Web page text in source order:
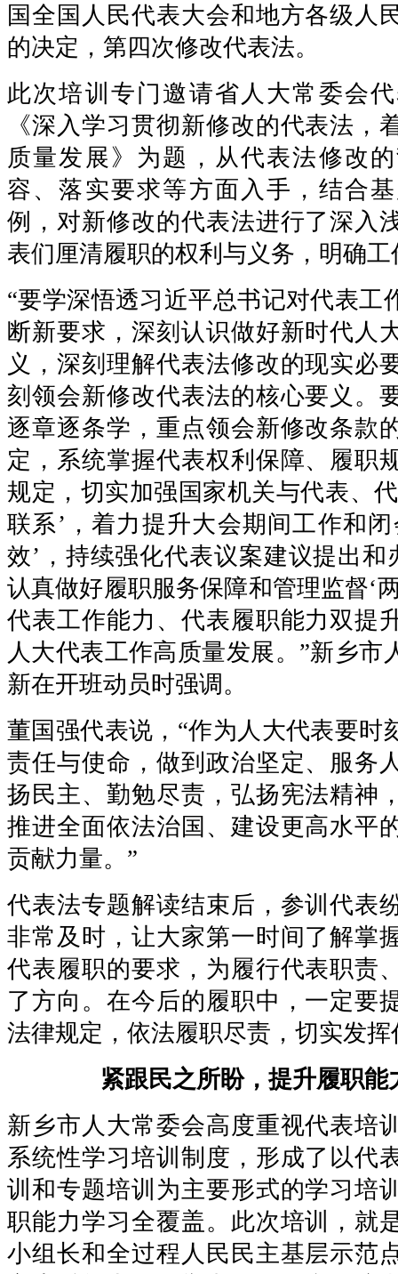
国全国人民代表大会和地方各级人
的决定，第四次修改代表法。
此次培训专门邀请省人大常委会
《深入学习贯彻新修改的代表法，
质量发展》为题，从代表法修改
容、落实要求等方面入手，结合
例，对新修改的代表法进行了深入
表们厘清履职的权利与义务，明确工
“要学深悟透习近平总书记对代表工
断新要求，深刻认识做好新时代人
义，深刻理解代表法修改的现实必
刻领会新修改代表法的核心要义。
逐章逐条学，重点领会新修改条款
定，系统掌握代表权利保障、履职
规定，切实加强国家机关与代表、
联系’，着力提升大会期间工作和
效’，持续强化代表议案建议提出和
认真做好履职服务保障和管理监督‘
代表工作能力、代表履职能力双提
人大代表工作高质量发展。”新乡市
新在开班动员时强调。
董国强代表说，“作为人大代表要时
责任与使命，做到政治坚定、服务
扬民主、勤勉尽责，弘扬宪法精神
推进全面依法治国、建设更高水平
贡献力量。”
代表法专题解读结束后，参训代表
非常及时，让大家第一时间了解掌
代表履职的要求，为履行代表职责
了方向。在今后的履职中，一定要
法律规定，依法履职尽责，切实发
紧跟民之所盼，提升履职能
新乡市人大常委会高度重视代表培
系统性学习培训制度，形成了以代
训和专题培训为主要形式的学习培
职能力学习全覆盖。此次培训，就
小组长和全过程人民民主基层示范